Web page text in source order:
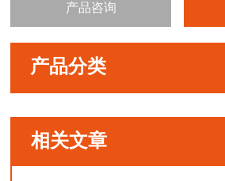
产品咨询
产品分类
相关文章